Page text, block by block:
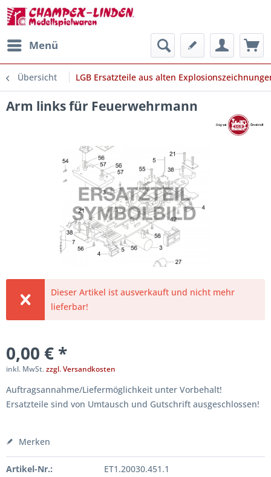
Menü
Übersicht LGB Ersatzteile aus alten
Arm links für Feuerwehrmann
Dieser Artikel ist ausverkauft und nicht mehr
lieferbar!
0,00 € *
inkl. MwSt.zzgl. Versandkosten
Auftragsannahme/Liefermöglichkeit unter Vorbehalt!
Ersatzteile sind von Umtausch und Gutschrift ausgeschlossen!
Merken
Artikel-Nr.:
ET1.20030.451.1